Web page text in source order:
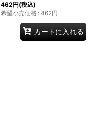
462円(税込)
希望小売価格: 462円
カートに入れる